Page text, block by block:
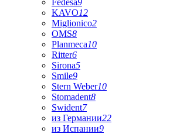
Fedesa9
KAVO12
Miglionico2
OMS8
Planmeca10
Ritter6
Sirona5
Smile9
Stern Weber10
Stomadent8
Swident7
из Германии22
из Испании9